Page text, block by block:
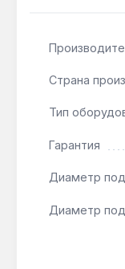
полиамида
газовой
и контроль
Страна
Тип
Гарантия
Диаметр
Диаметр